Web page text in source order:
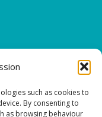
such as cookies to
By consenting to
as browsing behaviour